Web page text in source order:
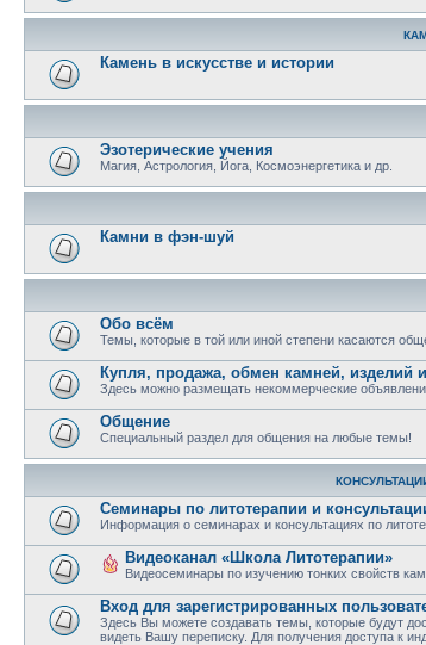
Камень в искусстве и истории
Эзотерические учения
Магия, Астрология, Йога, Космоэнергетика и др.
Камни в фэн-шуй
Обо всём
Темы, которые в той или иной степени касаются
Купля, продажа, обмен камней, изделий
Здесь можно размещать некоммерческие
Общение
Специальный раздел для общения на любые темы!
Семинары по литотерапии и
Информация о семинарах и консультациях по
Видеоканал «Школа Литотерапии»
Видеосеминары по изучению тонких свойств
Вход для зарегистрированных
Здесь Вы можете создавать темы, которые будут
видеть Вашу переписку. Для получения доступа к